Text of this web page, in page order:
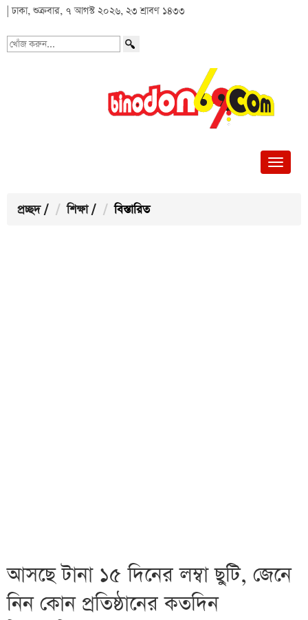
| ঢাকা, শুক্রবার, ৭ আগস্ট ২০২৬, ২৩ শ্রাবণ ১৪৩৩
খোঁজ
প্রচ্ছদ / শিক্ষা / বিস্তারিত
আসছে টানা ১৫ দিনের লম্বা ছুটি, জেনে
নিন কোন প্রতিষ্ঠানের কতদিন